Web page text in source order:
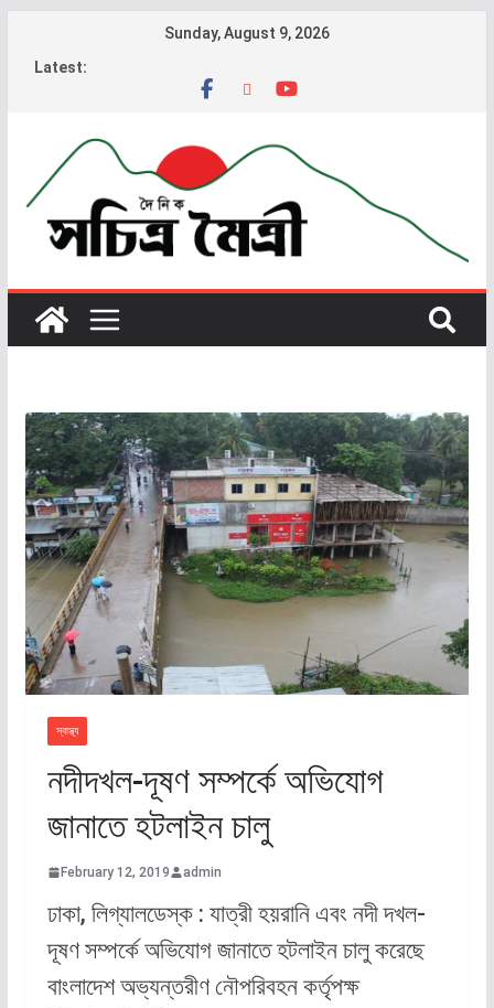
Sunday, August 9, 2026
Latest:
স্বাস্থ্য
নদীদখল-দূষণ সম্পর্কে অভিযোগ
জানাতে হটলাইন চালু
February 12, 2019 admin
ঢাকা, লিগ্যালডেস্ক : যাত্রী হয়রানি এবং নদী দখল-
দূষণ সম্পর্কে অভিযোগ জানাতে হটলাইন চালু করেছে
বাংলাদেশ অভ্যন্তরীণ নৌপরিবহন কর্তৃপক্ষ